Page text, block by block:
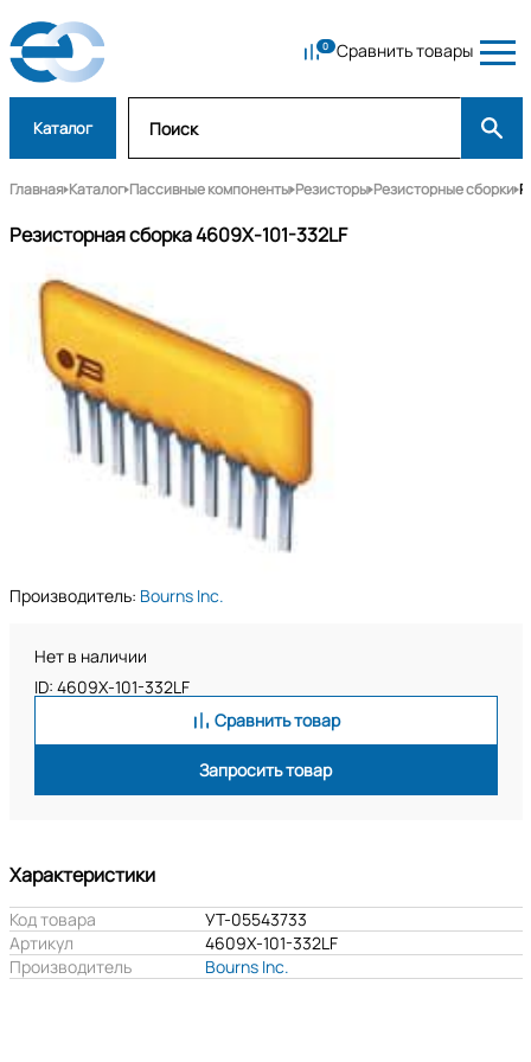
Сравнить товары
Каталог
Главная Каталог Пассивные компоненты Резисторы Резисторные сборки
Резисторная сборка 4609X-101-332LF
Производитель: Bourns Inc.
Нет в наличии
ID: 4609X-101-332LF
Сравнить товар
Запросить товар
Характеристики
Код товара
УТ-05543733
Артикул
4609X-101-332LF
Производитель
Bourns Inc.